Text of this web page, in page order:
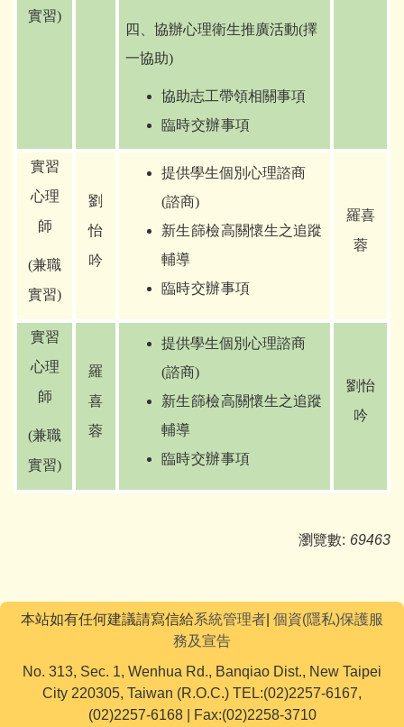
實習)
四、協辦心理衛生推廣活動(擇
一協助)
協助志工帶領相關事項
臨時交辦事項
實習
心理
師
(兼職
實習)
劉
怡
吟
提供學生個別心理諮商
(諮商)
新生篩檢高關懷生之追蹤
輔導
臨時交辦事項
羅喜
蓉
實習
心理
師
(兼職
實習)
羅
喜
蓉
提供學生個別心理諮商
(諮商)
新生篩檢高關懷生之追蹤
輔導
臨時交辦事項
劉怡
吟
瀏覽數: 69463
本站如有任何建議請寫信給系統管理者 個資(隱私)保護服
務及宣告
No. 313, Sec. 1, Wenhua Rd., Banqiao Dist., New Taipei
City 220305, Taiwan (R.O.C.) TEL:(02)2257-6167,
(02)2257-6168 | Fax:(02)2258-3710